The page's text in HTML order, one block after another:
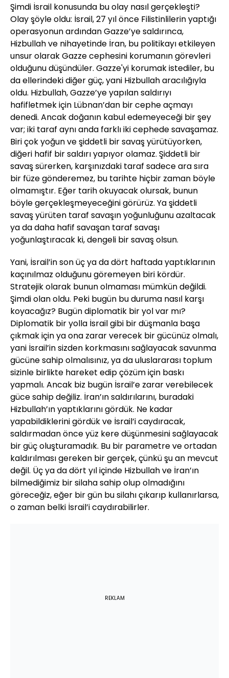
Şimdi İsrail konusunda bu olay nasıl gerçekleşti?
Olay şöyle oldu: İsrail, 27 yıl önce Filistinlilerin yaptığı
operasyonun ardından Gazze’ye saldırınca,
Hizbullah ve nihayetinde İran, bu politikayı etkileyen
unsur olarak Gazze cephesini korumanın görevleri
olduğunu düşündüler. Gazze'yi korumak istediler, bu
da ellerindeki diğer güç, yani Hizbullah aracılığıyla
oldu. Hizbullah, Gazze’ye yapılan saldırıyı
hafifletmek için Lübnan’dan bir cephe açmayı
denedi. Ancak doğanın kabul edemeyeceği bir şey
var; iki taraf aynı anda farklı iki cephede savaşamaz.
Biri çok yoğun ve şiddetli bir savaş yürütüyorken,
diğeri hafif bir saldırı yapıyor olamaz. Şiddetli bir
savaş sürerken, karşınızdaki taraf sadece ara sıra
bir füze gönderemez, bu tarihte hiçbir zaman böyle
olmamıştır. Eğer tarih okuyacak olursak, bunun
böyle gerçekleşmeyeceğini görürüz. Ya şiddetli
savaş yürüten taraf savaşın yoğunluğunu azaltacak
ya da daha hafif savaşan taraf savaşı
yoğunlaştıracak ki, dengeli bir savaş olsun.
Yani, İsrail’in son üç ya da dört haftada yaptıklarının
kaçınılmaz olduğunu göremeyen biri kördür.
Stratejik olarak bunun olmaması mümkün değildi.
Şimdi olan oldu. Peki bugün bu duruma nasıl karşı
koyacağız? Bugün diplomatik bir yol var mı?
Diplomatik bir yolla İsrail gibi bir düşmanla başa
çıkmak için ya ona zarar verecek bir gücünüz olmalı,
yani İsrail’in sizden korkmasını sağlayacak savunma
gücüne sahip olmalısınız, ya da uluslararası toplum
sizinle birlikte hareket edip çözüm için baskı
yapmalı. Ancak biz bugün İsrail’e zarar verebilecek
güce sahip değiliz. İran’ın saldırılarını, buradaki
Hizbullah’ın yaptıklarını gördük. Ne kadar
yapabildiklerini gördük ve İsrail’i caydıracak,
saldırmadan önce yüz kere düşünmesini sağlayacak
bir güç oluşturamadık. Bu bir parametre ve ortadan
kaldırılması gereken bir gerçek, çünkü şu an mevcut
değil. Üç ya da dört yıl içinde Hizbullah ve İran’ın
bilmediğimiz bir silaha sahip olup olmadığını
göreceğiz, eğer bir gün bu silahı çıkarıp kullanırlarsa,
o zaman belki İsrail’i caydırabilirler.
REKLAM